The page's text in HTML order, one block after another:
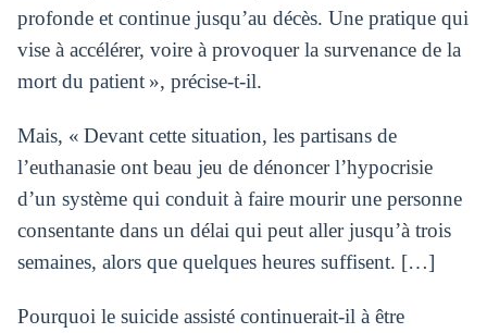
profonde et continue jusqu’au décès. Une pratique qui
vise à accélérer, voire à provoquer la survenance de la
mort du patient », précise-t-il.
Mais, « Devant cette situation, les partisans de
l’euthanasie ont beau jeu de dénoncer l’hypocrisie
d’un système qui conduit à faire mourir une personne
consentante dans un délai qui peut aller jusqu’à trois
semaines, alors que quelques heures suffisent. […]
Pourquoi le suicide assisté continuerait-il à être